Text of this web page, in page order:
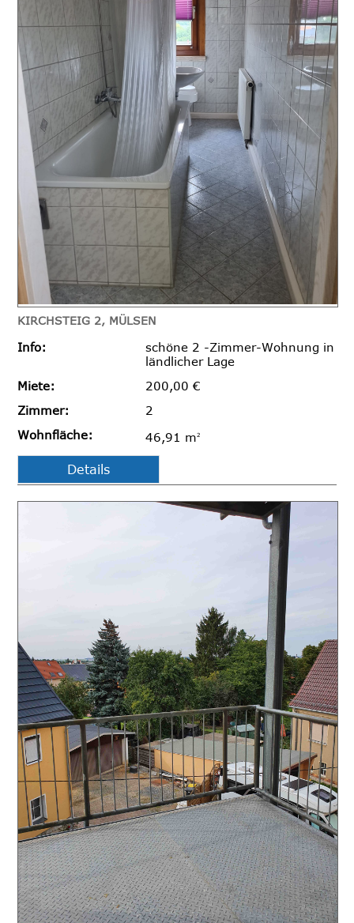
KIRCHSTEIG 2, MÜLSEN
Info:
schöne 2 -Zimmer-Wohnung in
ländlicher Lage
Miete:
200,00 €
Zimmer:
2
Wohnfläche:
46,91 m2
Details